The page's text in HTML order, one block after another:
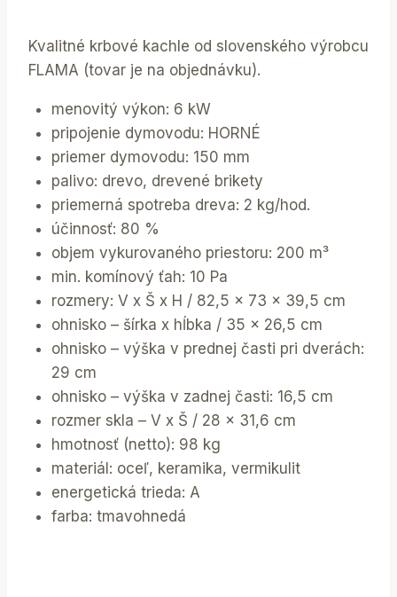
Kvalitné krbové kachle od slovenského výrobcu
FLAMA (tovar je na objednávku).
menovitý výkon: 6 kW
pripojenie dymovodu: HORNÉ
priemer dymovodu: 150 mm
palivo: drevo, drevené brikety
priemerná spotreba dreva: 2 kg/hod.
účinnosť: 80 %
objem vykurovaného priestoru: 200 m³
min. komínový ťah: 10 Pa
rozmery: V x Š x H / 82,5 x 73 x 39,5 cm
ohnisko – šírka x hĺbka / 35 x 26,5 cm
ohnisko – výška v prednej časti pri dverách:
29 cm
ohnisko – výška v zadnej časti: 16,5 cm
rozmer skla – V x Š / 28 x 31,6 cm
hmotnosť (netto): 98 kg
materiál: oceľ, keramika, vermikulit
energetická trieda: A
farba: tmavohnedá